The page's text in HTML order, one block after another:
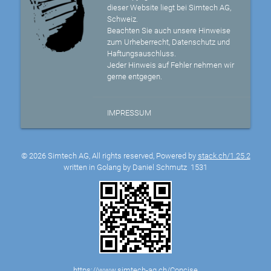
dieser Website liegt bei Simtech AG,
Schweiz.
Beachten Sie auch unsere Hinweise
zum Urheberrecht, Datenschutz und
Haftungsauschluss.
Jeder Hinweis auf Fehler nehmen wir
gerne entgegen.
IMPRESSUM
© 2026 Simtech AG, All rights reserved, Powered by stack.ch/1.25.2
written in Golang by Daniel Schmutz 1531